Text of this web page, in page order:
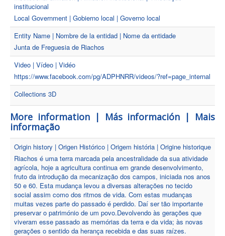
institucional
Local Government | Gobierno local | Governo local
Entity Name | Nombre de la entidad | Nome da entidade
Junta de Freguesia de Riachos
Video | Vídeo | Vidéo
https://www.facebook.com/pg/ADPHNRR/videos/?ref=page_internal
Collections 3D
More information | Más información | Mais
informação
Origin history | Origen Histórico | Origem história | Origine historique
Riachos é uma terra marcada pela ancestralidade da sua atividade
agrícola, hoje a agricultura continua em grande desenvolvimento,
fruto da introdução da mecanização dos campos, iniciada nos anos
50 e 60. Esta mudança levou a diversas alterações no tecido
social assim como dos ritmos de vida. Com estas mudanças
muitas vezes parte do passado é perdido. Daí ser tão importante
preservar o património de um povo.Devolvendo às gerações que
viveram esse passado as memórias da terra e da vida; às novas
gerações o sentido da herança recebida e das suas raízes.